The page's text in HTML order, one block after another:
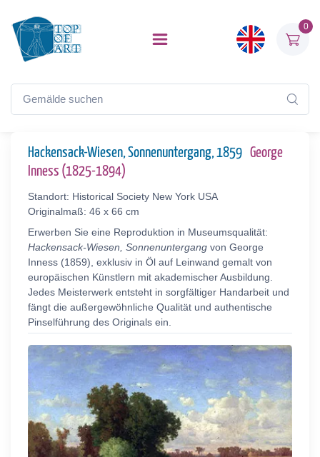
0
Hackensack-Wiesen, Sonnenuntergang, 1859 George
Inness (1825-1894)
Standort: Historical Society New York USA
Originalmaß: 46 x 66 cm
Erwerben Sie eine Reproduktion in Museumsqualität:
Hackensack-Wiesen, Sonnenuntergang von George
Inness (1859), exklusiv in Öl auf Leinwand gemalt von
europäischen Künstlern mit akademischer Ausbildung.
Jedes Meisterwerk entsteht in sorgfältiger Handarbeit und
fängt die außergewöhnliche Qualität und authentische
Pinselführung des Originals ein.